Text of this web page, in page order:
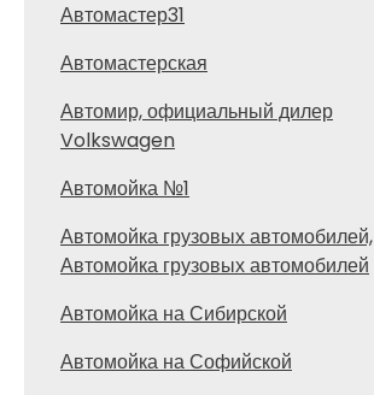
Автомастер31
Автомастерская
Автомир, официальный дилер
Volkswagen
Автомойка №1
Автомойка грузовых автомобилей,
Автомойка грузовых автомобилей
Автомойка на Сибирской
Автомойка на Софийской